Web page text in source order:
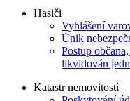
Hasiči
Vyhlášení
Únik
Postup
likvidován
Katastr nemovitostí